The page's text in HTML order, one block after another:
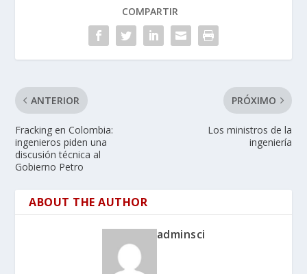
COMPARTIR
ANTERIOR
Fracking en Colombia:
ingenieros piden una
discusión técnica al
Gobierno Petro
PRÓXIMO
Los ministros de la
ingeniería
ABOUT THE AUTHOR
adminsci